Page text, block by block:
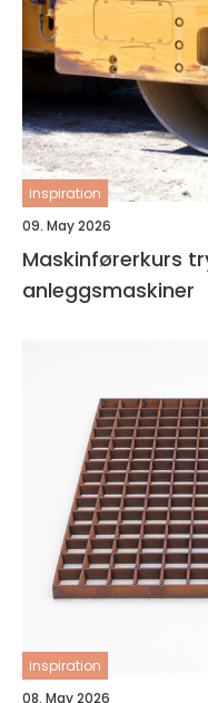
inspiration
09. May 2026
Maskinførerkurs trygg og effektiv bruk av
anleggsmaskiner
inspiration
08. May 2026